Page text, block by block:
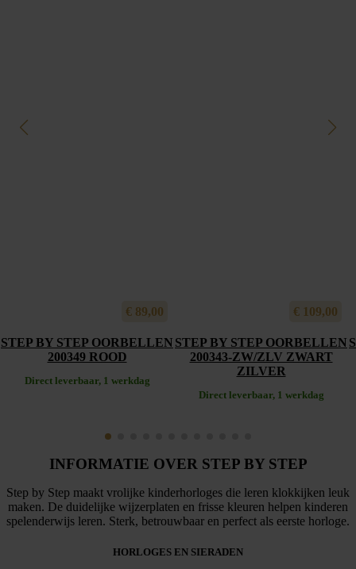
€ 89,00
STEP BY STEP OORBELLEN
200349 ROOD
Direct leverbaar, 1 werkdag
€ 109,00
STEP BY STEP OORBELLEN
200343-ZW/ZLV ZWART
ZILVER
Direct leverbaar, 1 werkdag
INFORMATIE OVER STEP BY STEP
Step by Step maakt vrolijke kinderhorloges die leren klokkijken leuk
maken. De duidelijke wijzerplaten en frisse kleuren helpen kinderen
spelenderwijs leren. Sterk, betrouwbaar en perfect als eerste horloge.
HORLOGES EN SIERADEN